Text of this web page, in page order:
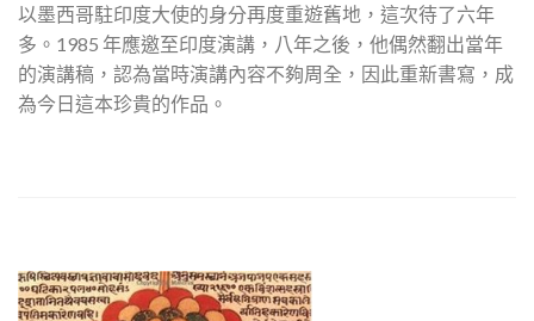
以墨西哥駐印度大使的身分再度重遊舊地，這次待了六年
多。1985 年應邀至印度演講，八年之後，他偶然翻出當年
的演講稿，認為當時演講內容不夠周全，因此重新書寫，成
為今日這本珍貴的作品。